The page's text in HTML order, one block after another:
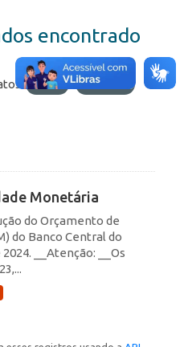
encontrado
API
OData
Monetária
do Orçamento de
do Banco Central do
__Atenção: __Os